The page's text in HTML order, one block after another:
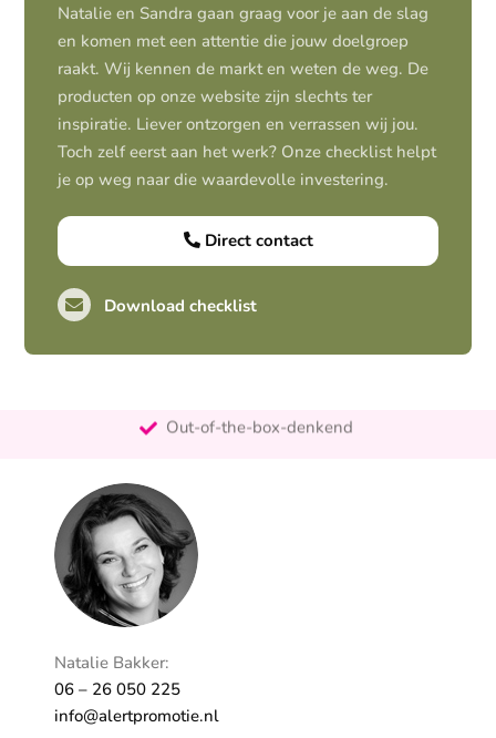
Natalie en Sandra gaan graag voor je aan de slag
en komen met een attentie die jouw doelgroep
raakt. Wij kennen de markt en weten de weg. De
producten op onze website zijn slechts ter
inspiratie. Liever ontzorgen en verrassen wij jou.
Toch zelf eerst aan het werk? Onze checklist helpt
je op weg naar die waardevolle investering.
Direct contact
Download checklist
25+ jaar ervaring
Natalie Bakker:
06 – 26 050 225
info@alertpromotie.nl